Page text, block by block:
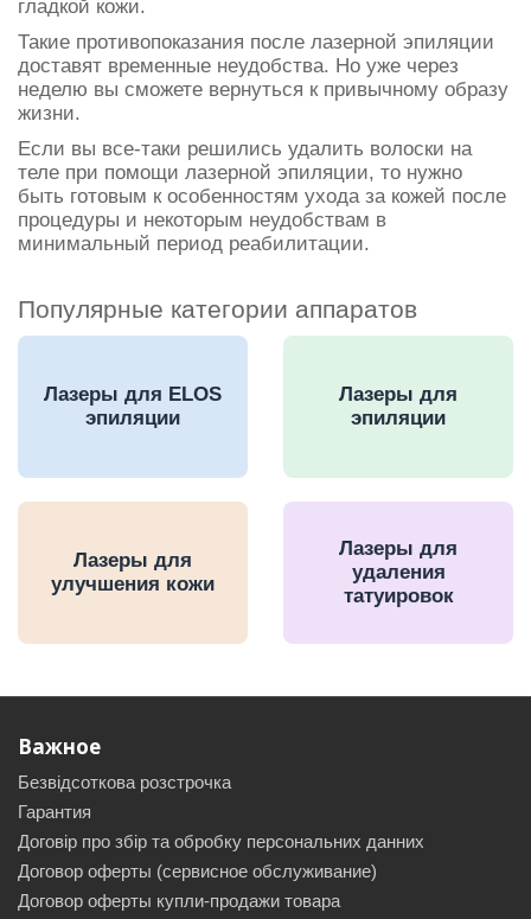
гладкой кожи.
Такие противопоказания после лазерной эпиляции
доставят временные неудобства. Но уже через
неделю вы сможете вернуться к привычному образу
жизни.
Если вы все-таки решились удалить волоски на
теле при помощи лазерной эпиляции, то нужно
быть готовым к особенностям ухода за кожей после
процедуры и некоторым неудобствам в
минимальный период реабилитации.
Популярные категории аппаратов
Лазеры для ELOS
эпиляции
Лазеры для
эпиляции
Лазеры для
улучшения кожи
Лазеры для
удаления
татуировок
Важное
Безвідсоткова розстрочка
Гарантия
Договір про збір та обробку персональних данних
Договор оферты (сервисное обслуживание)
Договор оферты купли-продажи товара